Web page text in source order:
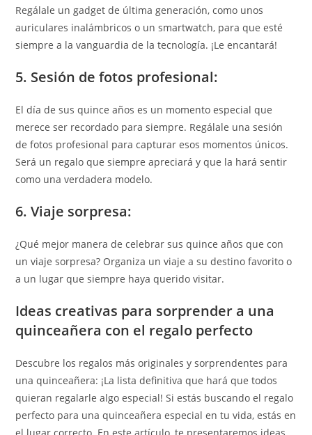
Regálale un gadget de última generación, como unos
auriculares inalámbricos o un smartwatch, para que esté
siempre a la vanguardia de la tecnología. ¡Le encantará!
5. Sesión de fotos profesional:
El día de sus quince años es un momento especial que
merece ser recordado para siempre. Regálale una sesión
de fotos profesional para capturar esos momentos únicos.
Será un regalo que siempre apreciará y que la hará sentir
como una verdadera modelo.
6. Viaje sorpresa:
¿Qué mejor manera de celebrar sus quince años que con
un viaje sorpresa? Organiza un viaje a su destino favorito o
a un lugar que siempre haya querido visitar.
Ideas creativas para sorprender a una
quinceañera con el regalo perfecto
Descubre los regalos más originales y sorprendentes para
una quinceañera: ¡La lista definitiva que hará que todos
quieran regalarle algo especial! Si estás buscando el regalo
perfecto para una quinceañera especial en tu vida, estás en